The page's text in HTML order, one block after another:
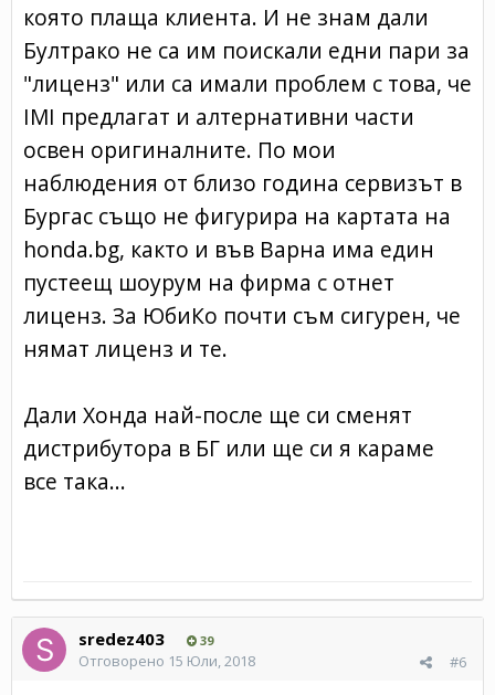
която плаща клиента. И не знам дали
Бултрако не са им поискали едни пари за
"лиценз" или са имали проблем с това, че
IMI предлагат и алтернативни части
освен оригиналните. По мои
наблюдения от близо година сервизът в
Бургас също не фигурира на картата на
honda.bg, както и във Варна има един
пустеещ шоурум на фирма с отнет
лиценз. За ЮбиКо почти съм сигурен, че
нямат лиценз и те.
Дали Хонда най-после ще си сменят
дистрибутора в БГ или ще си я караме
все така...
sredez403 39
#6
Отговорено 15 Юли, 2018